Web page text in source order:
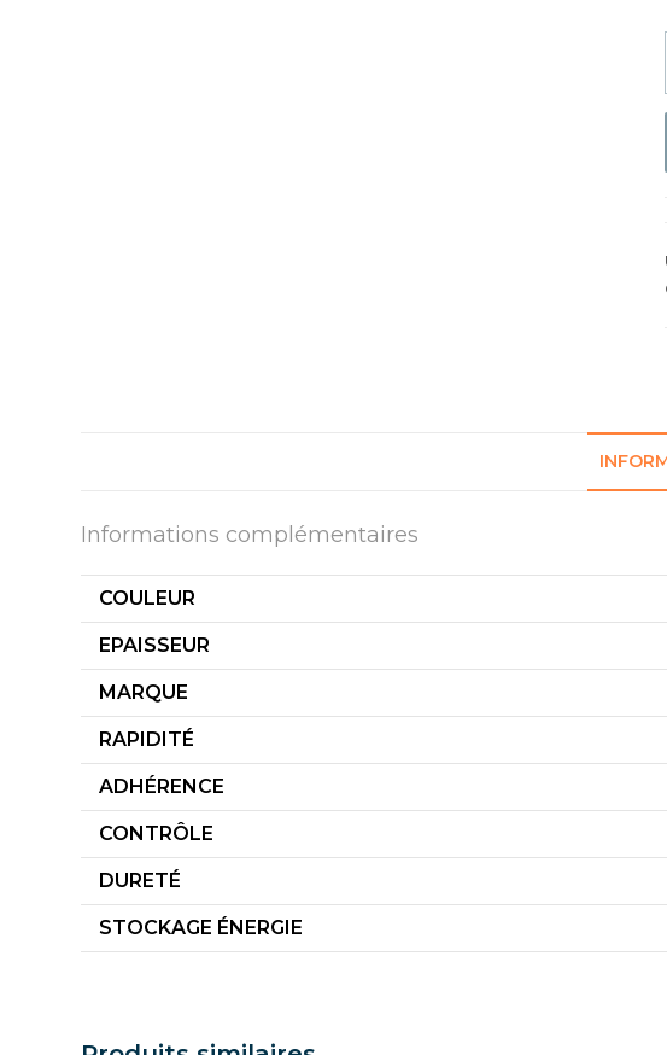
Informations complémentaires
COULEUR
EPAISSEUR
MARQUE
RAPIDITÉ
ADHÉRENCE
CONTRÔLE
DURETÉ
STOCKAGE ÉNERGIE